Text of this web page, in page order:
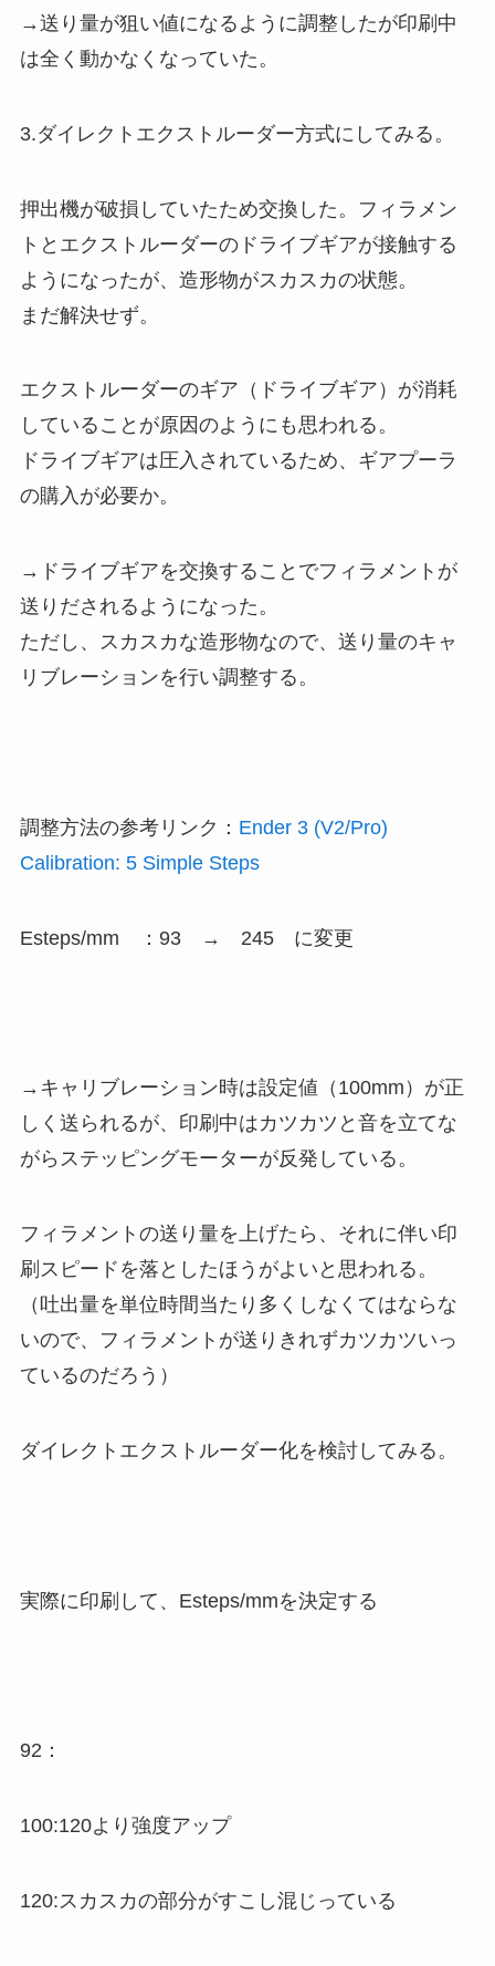
→送り量が狙い値になるように調整したが印刷中
は全く動かなくなっていた。
3.ダイレクトエクストルーダー方式にしてみる。
押出機が破損していたため交換した。フィラメン
トとエクストルーダーのドライブギアが接触する
ようになったが、造形物がスカスカの状態。
まだ解決せず。
エクストルーダーのギア（ドライブギア）が消耗
していることが原因のようにも思われる。
ドライブギアは圧入されているため、ギアプーラ
の購入が必要か。
→ドライブギアを交換することでフィラメントが
送りだされるようになった。
ただし、スカスカな造形物なので、送り量のキャ
リブレーションを行い調整する。
調整方法の参考リンク： Ender 3 (V2/Pro)
Calibration: 5 Simple Steps
Esteps/mm ：93 → 245 に変更
→キャリブレーション時は設定値（100mm）が正
しく送られるが、印刷中はカツカツと音を立てな
がらステッピングモーターが反発している。
フィラメントの送り量を上げたら、それに伴い印
刷スピードを落としたほうがよいと思われる。
（吐出量を単位時間当たり多くしなくてはならな
いので、フィラメントが送りきれずカツカツいっ
ているのだろう）
ダイレクトエクストルーダー化を検討してみる。
実際に印刷して、 Esteps/mmを決定する
92：
100:120より強度アップ
120:スカスカの部分がすこし混じっている